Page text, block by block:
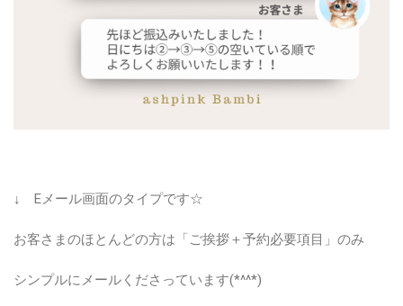
↓ Eメール画面のタイプです☆
お客さまのほとんどの方は「ご挨拶＋予約必要項目」のみ
シンプルにメールくださっています(*^^*)